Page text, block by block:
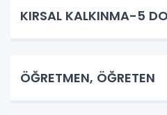
KIRSAL KALKINMA-5
ÖĞRETMEN, ÖĞRETEN